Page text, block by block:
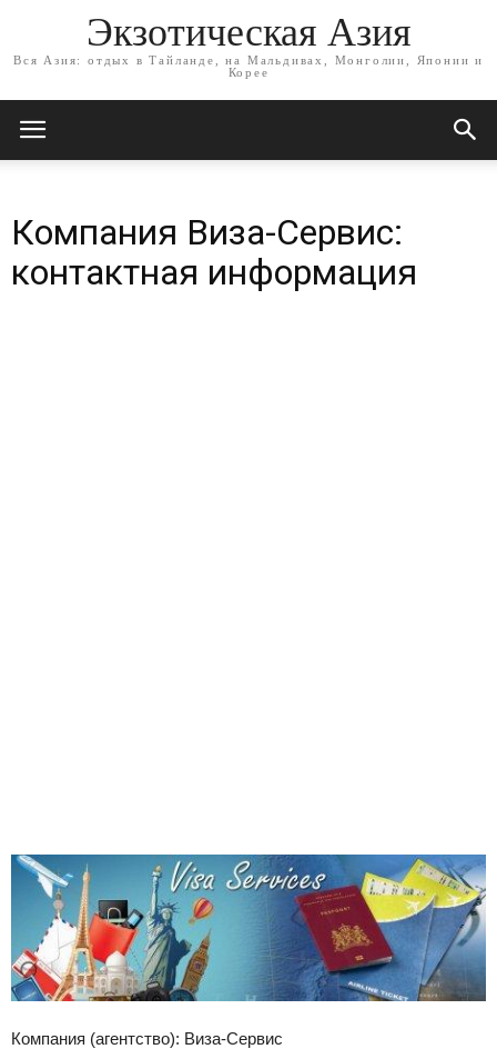
Экзотическая Азия
Вся Азия: отдых в Тайланде, на Мальдивах, Монголии, Японии и
Корее
Компания Виза-Сервис:
контактная информация
Компания (агентство): Виза-Сервис